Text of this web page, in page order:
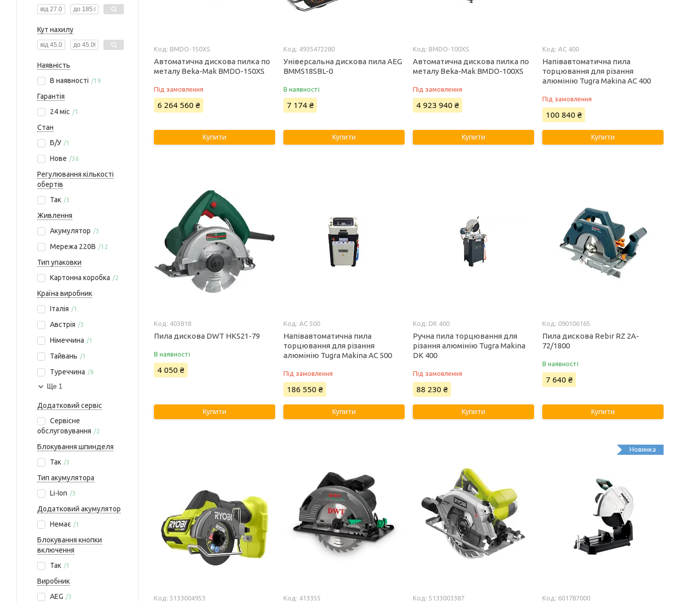
Кут нахилу
Наявність
В наявності
19
Гарантія
24 міс
1
Стан
Б/У
1
Нове 36
Регулювання кількості
обертів
Так
3
Живлення
Акумулятор
3
Мережа 220В 12
Тип упаковки
Картонна коробка
2
Країна виробник
Італія
1
Австрія 3
Німеччина 1
Тайвань 1
Туреччина 8
Ще 1
Додатковий сервіс
Сервісне
обслуговування
2
Блокування шпинделя
Так
3
Тип акумулятора
Li-Ion
3
Додатковий акумулятор
Немає
1
Блокування кнопки
включення
Так
1
Виробник
AEG
3
BMDO-150XS
Автоматична дискова пилка по
металу Beka-Mak BMDO-150XS
Під замовлення
6 264 560 ₴
Купити
4935472280
Універсальна дискова пила AEG
BMMS18SBL-0
В наявності
7 174 ₴
Купити
BMDO-100XS
Автоматична дискова пилка по
металу Beka-Mak BMDO-100XS
Під замовлення
4 923 940 ₴
Купити
AC 400
Напівавтоматична пила
торцювання для різання
алюмінію Tugra Makina AC 400
Під замовлення
100 840 ₴
Купити
403818
Пила дискова DWT HKS21-79
В наявності
4 050 ₴
Купити
AC 500
Напівавтоматична пила
торцювання для різання
алюмінію Tugra Makina AC 500
Під замовлення
186 550 ₴
Купити
DK 400
Ручна пила торцювання для
різання алюмінію Tugra Makina
DK 400
Під замовлення
88 230 ₴
Купити
090106165
Пила дискова Rebir RZ 2A-
72/1800
В наявності
7 640 ₴
Купити
5133004953 413355 5133003387
Новинка
601787000